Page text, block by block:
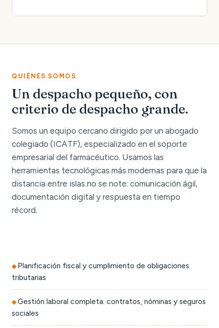
QUIÉNES SOMOS
Un despacho pequeño, con
criterio de despacho grande.
Somos un equipo cercano dirigido por un abogado
colegiado (ICATF), especializado en el soporte
empresarial del farmacéutico. Usamos las
herramientas tecnológicas más modernas para que la
distancia entre islas no se note: comunicación ágil,
documentación digital y respuesta en tiempo
récord.
Planificación fiscal y cumplimiento de obligaciones
tributarias
Gestión laboral completa: contratos, nóminas y seguros
sociales